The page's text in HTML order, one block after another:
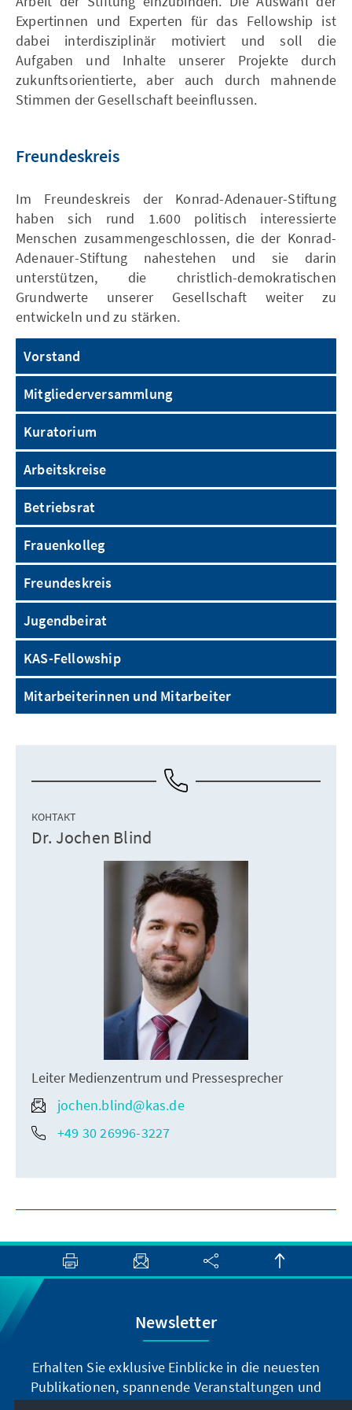
Expertinnen und Experten für das Fellowship ist
dabei interdisziplinär motiviert und soll die
Aufgaben und Inhalte unserer Projekte durch
zukunftsorientierte, aber auch durch mahnende
Stimmen der Gesellschaft beeinflussen.
Freundeskreis
Im Freundeskreis der Konrad-Adenauer-Stiftung
haben sich rund 1.600 politisch interessierte
Menschen zusammengeschlossen, die der Konrad-
Adenauer-Stiftung nahestehen und sie darin
unterstützen, die christlich-demokratischen
Grundwerte unserer Gesellschaft weiter zu
entwickeln und zu stärken.
Vorstand
Mitgliederversammlung
Kuratorium
Arbeitskreise
Betriebsrat
Frauenkolleg
Freundeskreis
Jugendbeirat
KAS-Fellowship
Mitarbeiterinnen und Mitarbeiter
КОНТАКТ
Dr. Jochen Blind
Leiter Medienzentrum und Pressesprecher
jochen.blind@kas.de
+49 30 26996-3227
Newsletter
Erhalten Sie exklusive Einblicke in die neuesten
Publikationen, spannende Veranstaltungen und